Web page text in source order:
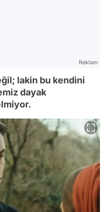
Reklam
lakin bu kendini
dayak